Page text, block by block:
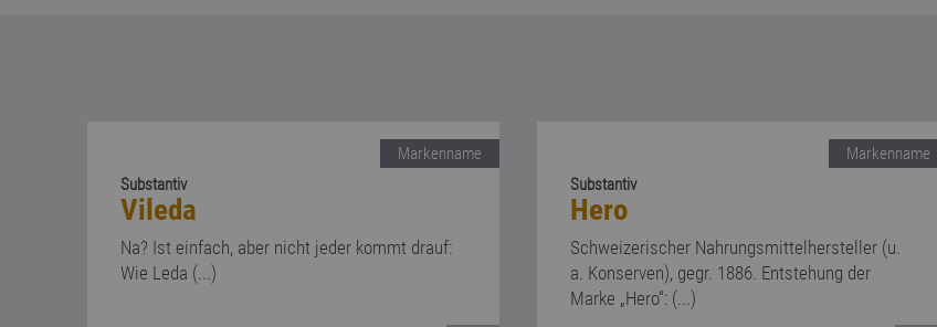
Markenname
Substantiv
Vileda
Na? Ist einfach, aber nicht jeder kommt drauf:
Wie Leda (...)
Markenname
Substantiv
Hero
Schweizerischer Nahrungsmittelhersteller (u.
a. Konserven), gegr. 1886. Entstehung der
Marke „Hero“: (...)